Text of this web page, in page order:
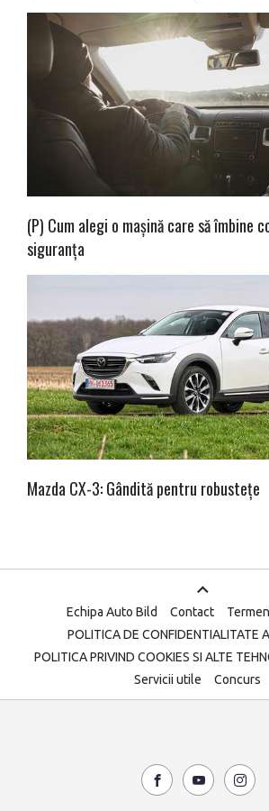
(P) Cum alegi o mașină care să îmbine
siguranța
Mazda CX-3: Gândită pentru robustețe
Echipa Auto Bild Contact
POLITICA DE CONFIDENTIALITATE
POLITICA PRIVIND COOKIES SI ALTE
Servicii utile
Concurs